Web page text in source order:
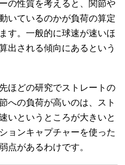
の性質を考えると、関節や
いているのかが負荷の算定
す。一般的に球速が速いほ
出される傾向にあるという
ほどの研究でストレートの
への負荷が高いのは、スト
いというところが大きいと
ョンキャプチャーを使った
点があるわけです。